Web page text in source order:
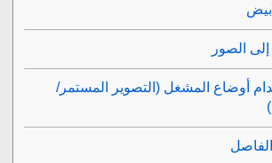
إلى الصور
أوضاع المشغل (التصوير المستمر/